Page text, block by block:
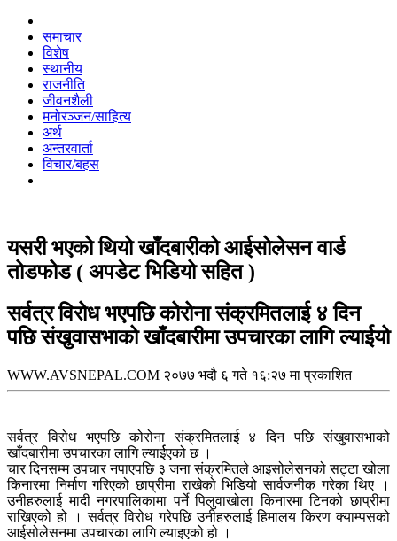
समाचार
विशेष
स्थानीय
राजनीति
जीवनशैली
मनोरञ्जन/साहित्य
अर्थ
अन्तरवार्ता
विचार/बहस
यसरी भएको थियो खाँदबारीको आईसोलेसन वार्ड
तोडफोड ( अपडेट भिडियो सहित )
सर्वत्र विरोध भएपछि कोरोना संक्रमितलाई ४ दिन
पछि संखुवासभाको खाँदबारीमा उपचारका लागि ल्यार्ईयो
WWW.AVSNEPAL.COM २०७७ भदौ ६ गते १६:२७ मा प्रकाशित
सर्वत्र विरोध भएपछि कोरोना संक्रमितलाई ४ दिन पछि संखुवासभाको
खाँदबारीमा उपचारका लागि ल्यार्ईएको छ ।
चार दिनसम्म उपचार नपाएपछि ३ जना संक्रमितले आइसोलेसनको सट्टा खोला
किनारमा निर्माण गरिएको छाप्रीमा राखेको भिडियो सार्वजनीक गरेका थिए ।
उनीहरुलाई मादी नगरपालिकामा पर्ने पिलुवाखोला किनारमा टिनको छाप्रीमा
राखिएको हो । सर्वत्र विरोध गरेपछि उनीहरुलाई हिमालय किरण क्याम्पसको
आईसोलेसनमा उपचारका लागि ल्याइएको हो ।